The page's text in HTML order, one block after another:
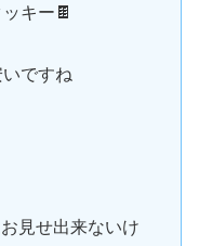
キー🍫
ですね
見せ出来ないけ